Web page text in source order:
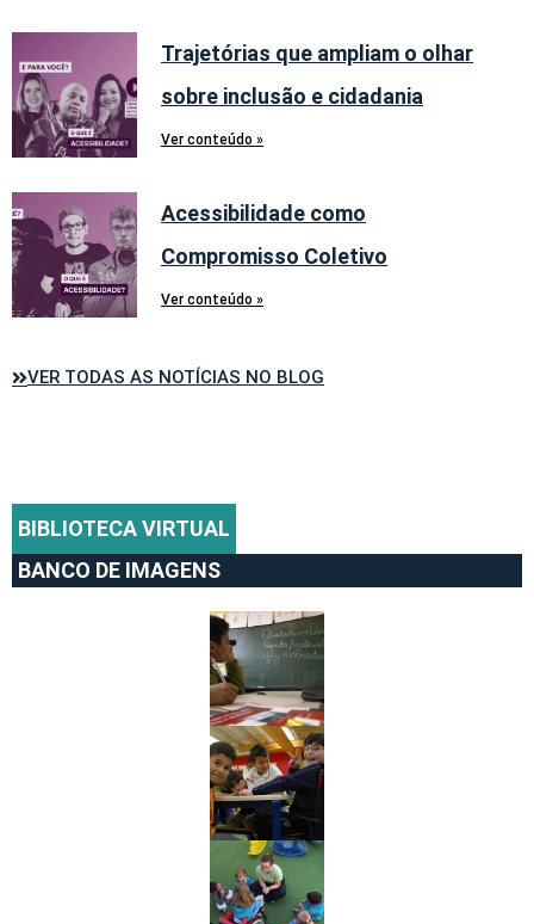
Trajetórias que ampliam o olhar
sobre inclusão e cidadania
Ver conteúdo »
Acessibilidade como
Compromisso Coletivo
Ver conteúdo »
VER TODAS AS NOTÍCIAS NO BLOG
BIBLIOTECA VIRTUAL
BANCO DE IMAGENS